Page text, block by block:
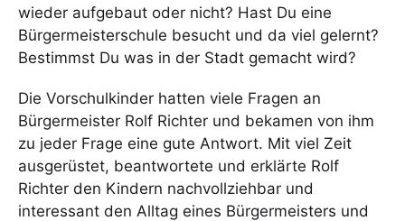
wieder aufgebaut oder nicht? Hast Du eine
Bürgermeisterschule besucht und da viel gelernt?
Bestimmst Du was in der Stadt gemacht wird?
Die Vorschulkinder hatten viele Fragen an
Bürgermeister Rolf Richter und bekamen von ihm
zu jeder Frage eine gute Antwort. Mit viel Zeit
ausgerüstet, beantwortete und erklärte Rolf
Richter den Kindern nachvollziehbar und
interessant den Alltag eines Bürgermeisters und